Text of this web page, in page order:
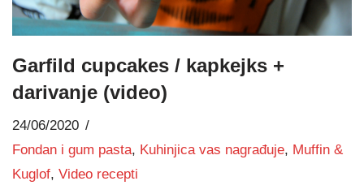
Garfild cupcakes / kapkejks +
darivanje (video)
24/06/2020
Fondan i gum pasta, Kuhinjica vas nagrađuje, Muffin &
Kuglof, Video recepti